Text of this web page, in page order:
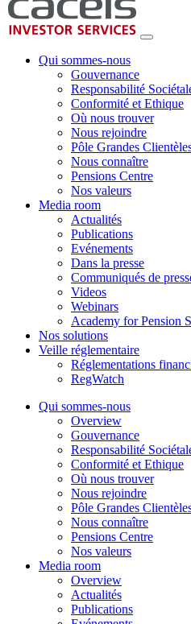
Qui sommes-nous
Gouvernance
Responsabilité
Conformité et Ethique
Où nous trouver
Nous rejoindre
Pôle Grandes
Nous connaître
Pensions Centre
Nos valeurs
Media room
Actualités
Publications
Evénements
Dans la presse
Communiqués de
Videos
Webinars
Academy for Pension
Nos solutions
Veille réglementaire
Réglementations
RegWatch
Qui sommes-nous
Overview
Gouvernance
Responsabilité
Conformité et Ethique
Où nous trouver
Nous rejoindre
Pôle Grandes
Nous connaître
Pensions Centre
Nos valeurs
Media room
Overview
Actualités
Publications